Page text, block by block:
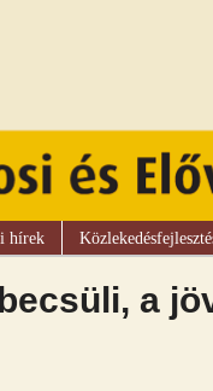
hírek
a